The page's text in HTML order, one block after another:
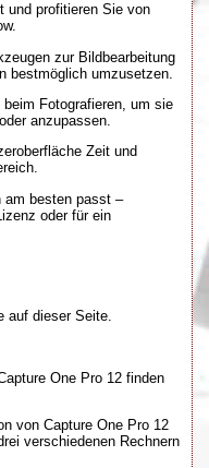
und profitieren Sie von
zur Bildbearbeitung
bestmöglich umzusetzen.
Fotografieren, um sie
anzupassen.
Zeit und
am besten passt –
oder für ein
auf dieser Seite.
One Pro 12 finden
von Capture One Pro 12
verschiedenen Rechnern